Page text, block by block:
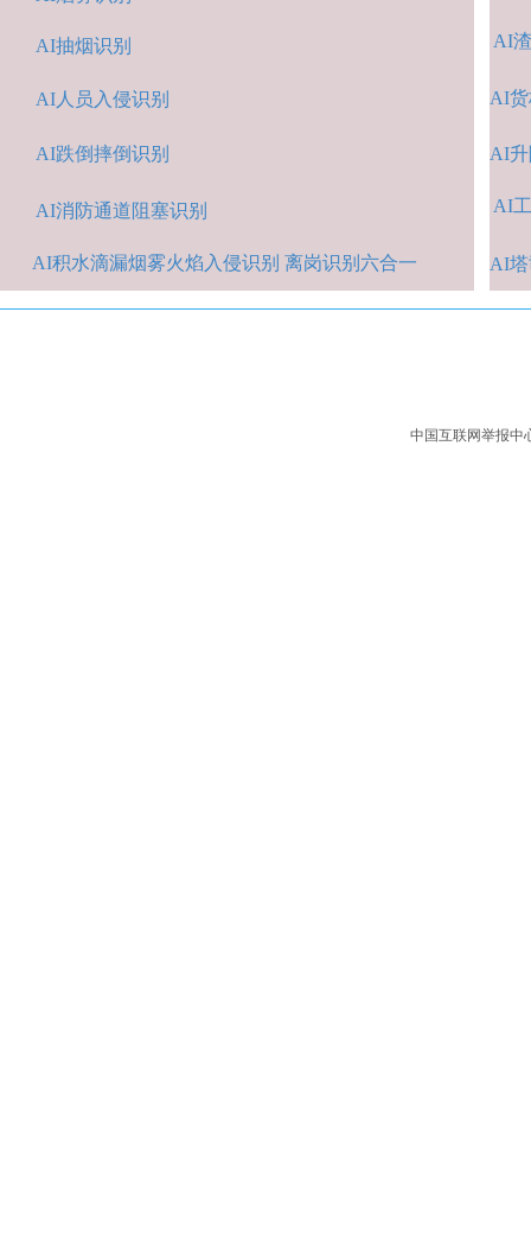
AI人 员入侵识别
AI消防通道阻塞识别
AI抽烟识别
AI跌倒摔倒识别
AI积水滴漏烟雾火焰入侵识别 离岗识别六合一
AI
AI
AI
AI货
AI
中国互联网举报中